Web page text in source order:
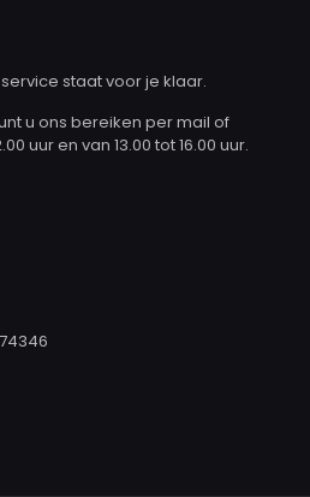
staat voor je klaar.
u ons bereiken per mail of
uur en van 13.00 tot 16.00 uur.